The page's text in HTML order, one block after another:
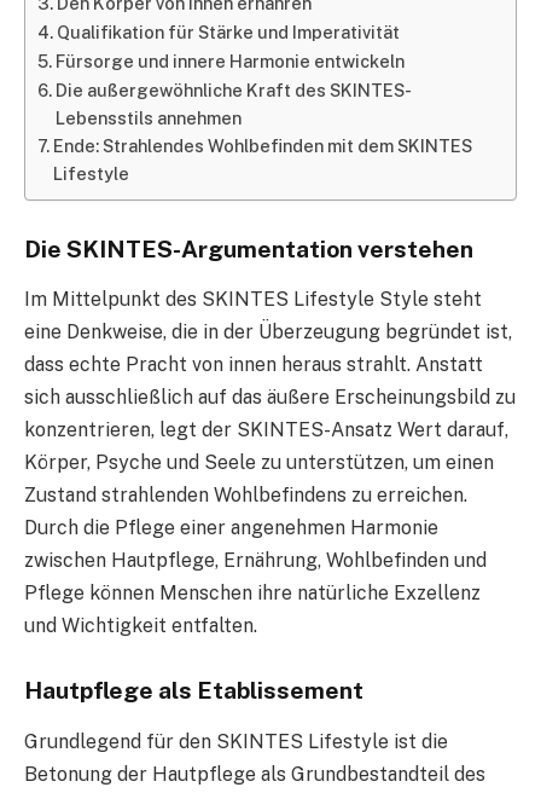
Qualifikation für Stärke und Imperativität
Fürsorge und innere Harmonie entwickeln
Die außergewöhnliche Kraft des SKINTES-
Lebensstils annehmen
Ende: Strahlendes Wohlbefinden mit dem SKINTES
Lifestyle
Die SKINTES-Argumentation verstehen
Im Mittelpunkt des SKINTES Lifestyle Style steht
eine Denkweise, die in der Überzeugung begründet ist,
dass echte Pracht von innen heraus strahlt. Anstatt
sich ausschließlich auf das äußere Erscheinungsbild zu
konzentrieren, legt der SKINTES-Ansatz Wert darauf,
Körper, Psyche und Seele zu unterstützen, um einen
Zustand strahlenden Wohlbefindens zu erreichen.
Durch die Pflege einer angenehmen Harmonie
zwischen Hautpflege, Ernährung, Wohlbefinden und
Pflege können Menschen ihre natürliche Exzellenz
und Wichtigkeit entfalten.
Hautpflege als Etablissement
Grundlegend für den SKINTES Lifestyle ist die
Betonung der Hautpflege als Grundbestandteil des